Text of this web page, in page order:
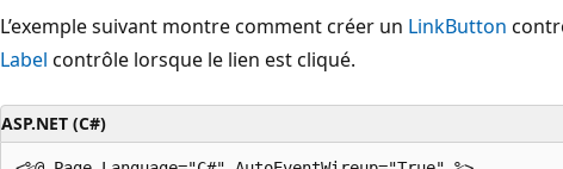
L’exemple suivant montre comment créer un LinkButton
Label contrôle lorsque le lien est cliqué.
ASP.NET (C#)